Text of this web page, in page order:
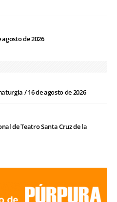
de 2026
/ 16 de agosto de 2026
de Teatro Santa Cruz de la